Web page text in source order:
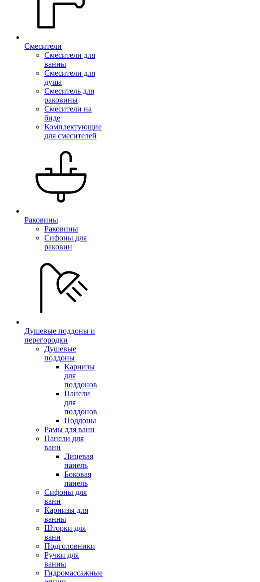
Смесители
Смесители для
ванны
Смесители для
душа
Смеситель для
раковины
Смесители на
биде
Комплектующие
для смесителей
Раковины
Раковины
Сифоны для
раковин
Душевые поддоны и
перегородки
Душевые
поддоны
Карнизы
для
поддонов
Панели
для
поддонов
Поддоны
Рамы для ванн
Панели для
ванн
Лицевая
панель
Боковая
панель
Сифоны для
ванн
Карнизы для
ванны
Шторки для
ванн
Подголовники
Ручки для
ванны
Гидромассажные